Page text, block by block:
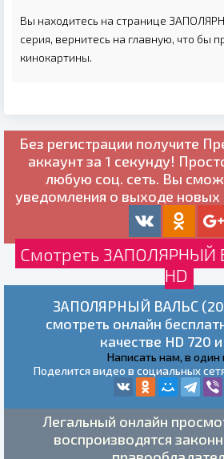
Вы находитесь на странице
серия, вернитесь на главную, что бы
кинокартины.
Без регистрации получите
аккаунт за 1 секунду!
любую соц. сеть. Вы
уведомления о выходе новых
Смотреть ЗАПОЛЯРНЫЙ
HD
ЗАПОЛЯРНЫЙ ВАЛЬС
смотреть онлайн
качестве HD 720
Написать нам, в один
Поделится видео в социальных
Легальный онлайн
воспроизводятся